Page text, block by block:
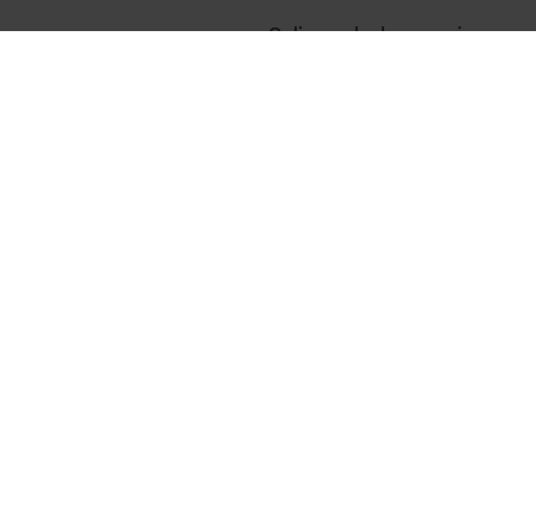
Online-palvelu on avoinna